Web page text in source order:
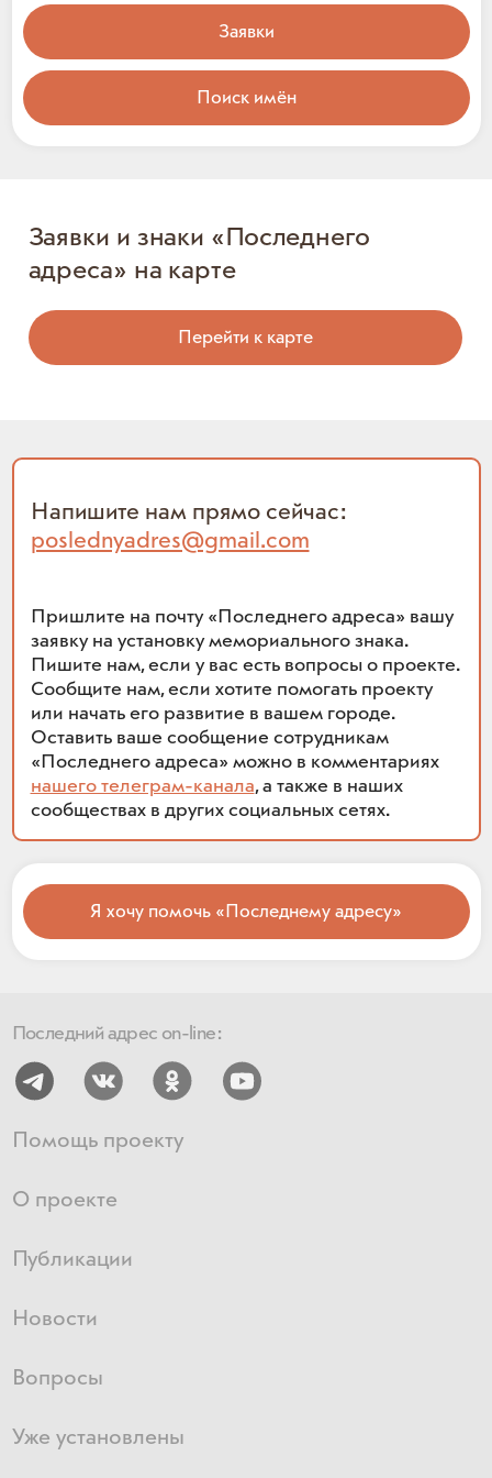
Заявки
Поиск имён
Заявки и знаки «Последнего
адреса» на карте
Перейти к карте
Напишите нам прямо сейчас:
poslednyadres@gmail.com
Пришлите на почту «Последнего адреса» вашу
заявку на установку мемориального знака.
Пишите нам, если у вас есть вопросы о проекте.
Сообщите нам, если хотите помогать проекту
или начать его развитие в вашем городе.
Оставить ваше сообщение сотрудникам
«Последнего адреса» можно в комментариях
нашего телеграм-канала, а также в наших
сообществах в других социальных сетях.
Я хочу помочь «Последнему адресу»
Последний адрес on-line:
Помощь проекту
О проекте
Публикации
Новости
Вопросы
Уже установлены